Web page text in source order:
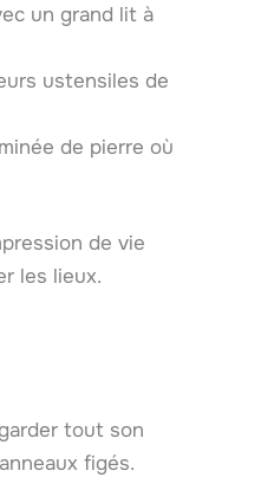
un grand lit à
ustensiles de
de pierre où
de vie
les lieux.
tout son
figés.